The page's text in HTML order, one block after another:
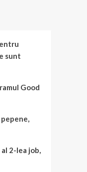
sunt
Good
2-lea job,